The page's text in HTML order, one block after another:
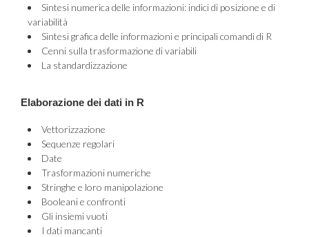
Sintesi numerica delle informazioni: indici di posizione e di
variabilità
Sintesi grafica delle informazioni e principali comandi di R
Cenni sulla trasformazione di variabili
La standardizzazione
Elaborazione dei dati in R
Vettorizzazione
Sequenze regolari
Date
Trasformazioni numeriche
Stringhe e loro manipolazione
Booleani e confronti
Gli insiemi vuoti
I dati mancanti